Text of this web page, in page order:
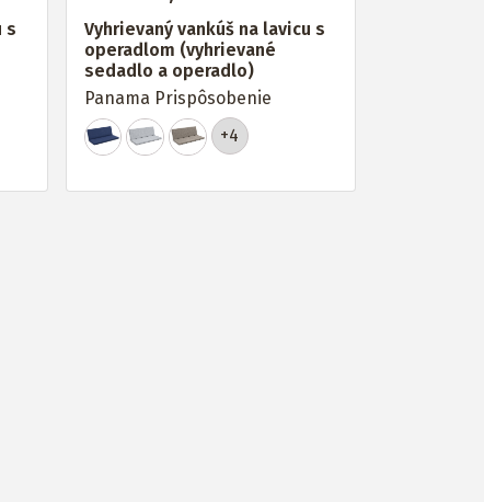
s
Vyhrievaný vankúš na lavicu s
operadlom (vyhrievané
sedadlo a operadlo)
Panama Prispôsobenie
+4